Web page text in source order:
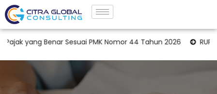
yang Benar Sesuai PMK Nomor 44 Tahun 2026 RUPS